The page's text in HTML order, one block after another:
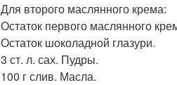
Для второго маслянного крема:
Остаток первого маслянного
Остаток шоколадной глазури.
3 ст. л. сах. Пудры.
100 г слив. Масла.